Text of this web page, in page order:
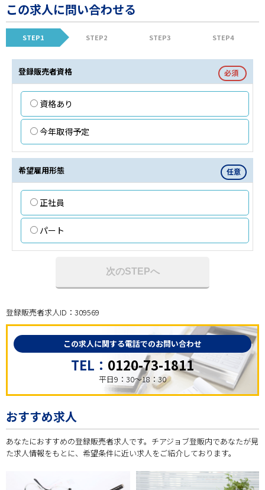
この求人に問い合わせる
STEP1 STEP2 STEP3 STEP4
登録販売者資格 必須
資格あり
今年取得予定
希望雇用形態 任意
正社員
パート
次のSTEPへ
登録販売者求人ID：309569
この求人に関する電話でのお問い合わせ
TEL： 0120-73-1811
平日9：30～18：30
おすすめ求人
あなたにおすすめの登録販売者求人です。チアジョブ登販内であなたが見
た求人情報をもとに、希望条件に近い求人をご紹介しております。